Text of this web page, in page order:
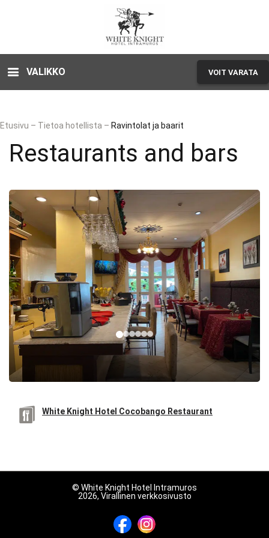
VALIKKO VOIT VARATA
Etusivu – Tietoa hotellista – Ravintolat ja baarit
Restaurants and bars
White Knight Hotel Cocobango Restaurant
© White Knight Hotel Intramuros
2026, Virallinen verkkosivusto